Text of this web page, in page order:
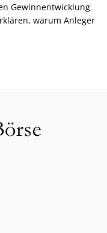
Gewinnentwicklung
warum Anleger